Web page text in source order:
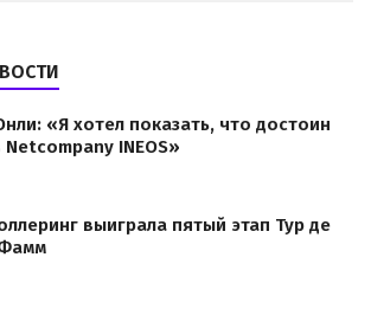
«Я хотел показать, что достоин
Netcompany INEOS»
выиграла пятый этап Тур де